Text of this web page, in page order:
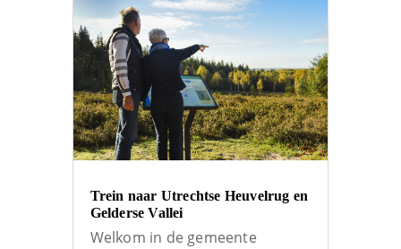
Trein naar Utrechtse Heuvelrug en
Gelderse Vallei
Welkom in de gemeente